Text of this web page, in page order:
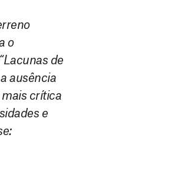
o
de
ausência
mais crítica
e